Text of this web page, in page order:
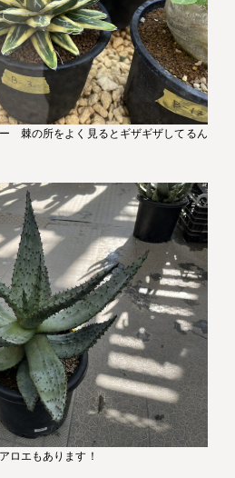
棘の所をよく見るとギザギザしてるん
エもあります！